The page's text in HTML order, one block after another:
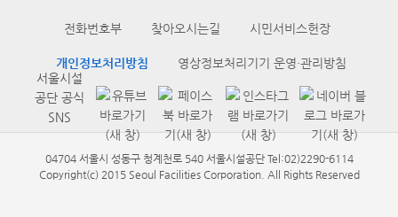
전화번호부 찾아오시는길 시민서비스헌장
개인정보처리방침
영상정보처리기기 운영·관리방침
서울시설
공단 공식
SNS
04704 서울시 성동구 청계천로 540 서울시설공단 Tel:02)2290-6114
Copyright(c) 2015 Seoul Facilities Corporation. All Rights Reserved